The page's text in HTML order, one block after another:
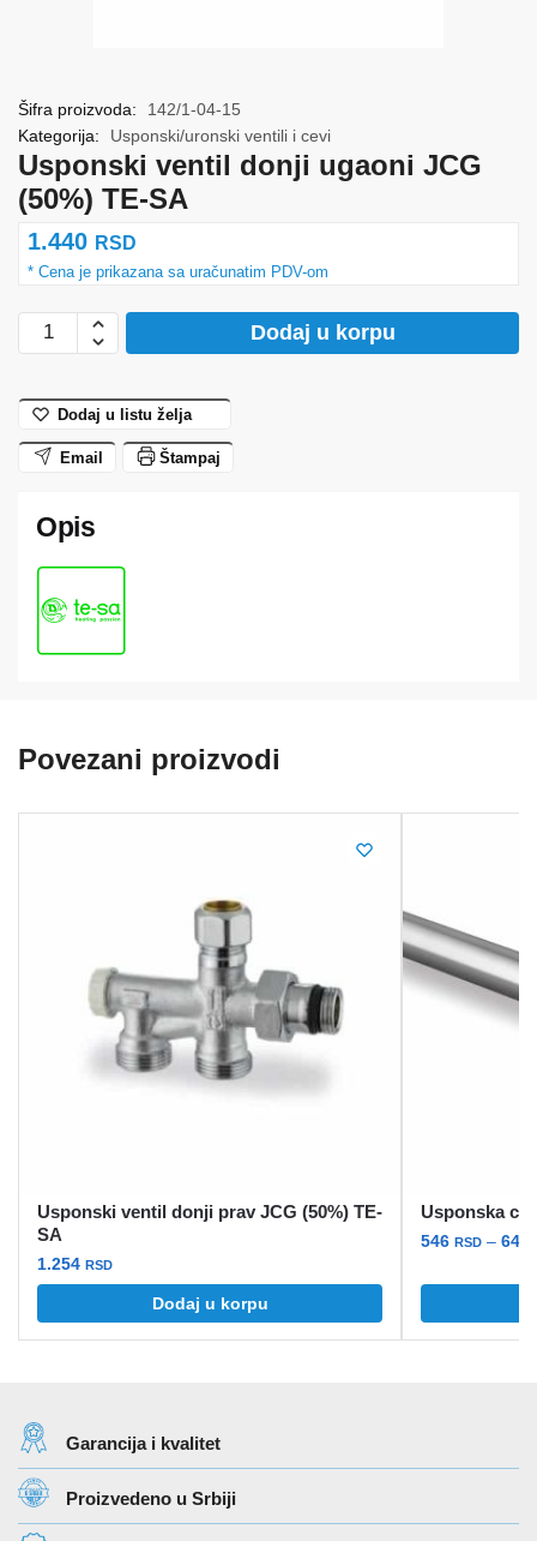
Usponski ventil donji ugaoni JCG
(50%) TE-SA
1.440 RSD
Usponski
ventil
ugaoni
JCG
(50%)
SA
Dodaj u korpu
Šifra proizvoda:
142/1-04-15
Kategorija:
Usponski/uronski ventili i cevi
Dodaj u listu želja
Email Štampaj
Povezani proizvodi
Usponski ventil donji prav JCG (50%) TE-
SA
1.254 RSD
Dodaj u korpu
Usponska cev
546 RSD – 648
Ovaj
ima
Garancija i kvalitet
Proizvedeno u Srbiji